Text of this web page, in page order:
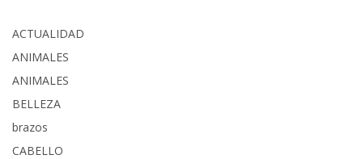
ACTUALIDAD
ANIMALES
ANIMALES
BELLEZA
brazos
CABELLO